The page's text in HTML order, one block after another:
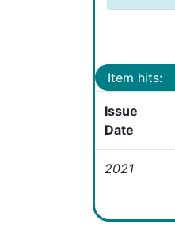
Item hits:
Issue
Date
2021